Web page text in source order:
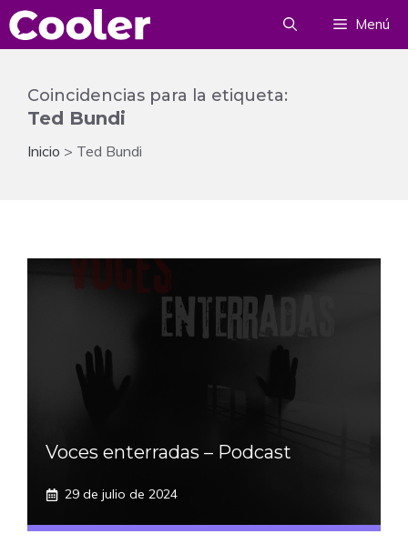
Saltar
al
Menú
Coincidencias para la etiqueta:
Ted Bundi
Inicio > Ted Bundi
Voces enterradas – Podcast
29 de julio de 2024